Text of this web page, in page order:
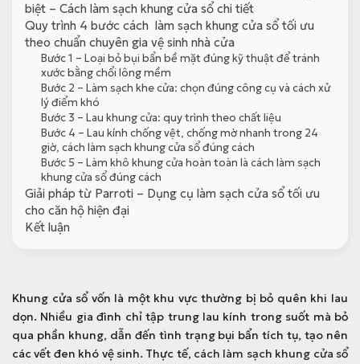
biệt – Cách làm sạch khung cửa sổ chi tiết
Quy trình 4 bước cách làm sạch khung cửa sổ tối ưu
theo chuẩn chuyên gia vệ sinh nhà cửa
Bước 1 – Loại bỏ bụi bẩn bề mặt đúng kỹ thuật để tránh
xước bằng chổi lông mềm
Bước 2 – Làm sạch khe cửa: chọn đúng công cụ và cách xử
lý điểm khó
Bước 3 – Lau khung cửa: quy trình theo chất liệu
Bước 4 – Lau kính chống vệt, chống mờ nhanh trong 24
giờ, cách làm sạch khung cửa sổ đúng cách
Bước 5 – Làm khô khung cửa hoàn toàn là cách làm sạch
khung cửa sổ đúng cách
Giải pháp từ Parroti – Dụng cụ làm sạch cửa sổ tối ưu
cho căn hộ hiện đại
Kết luận
Khung cửa sổ vốn là một khu vực thường bị bỏ quên khi lau
dọn. Nhiều gia đình chỉ tập trung lau kính trong suốt mà bỏ
qua phần khung, dẫn đến tình trạng bụi bẩn tích tụ, tạo nên
các vết đen khó vệ sinh. Thực tế, cách làm sạch khung cửa sổ